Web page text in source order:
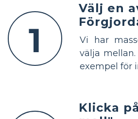
1
Välj en
Vi har
välja
exempel för
Klicka